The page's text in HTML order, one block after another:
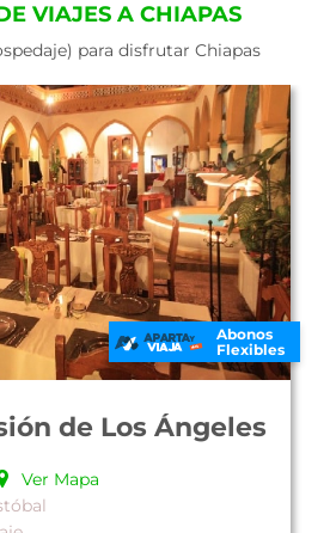
VIAJES A CHIAPAS
para disfrutar Chiapas
Abonos
Flexibles
Kah Resort and
Ver Mapa